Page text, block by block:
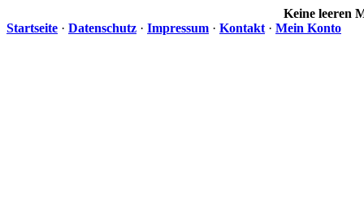
Keine leeren
Startseite · Datenschutz · Impressum · Kontakt · Mein Konto